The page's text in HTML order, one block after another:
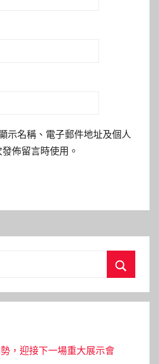
示名稱、電子郵件地址及個人
佈留言時使用。
，迎接下一場重大展示會